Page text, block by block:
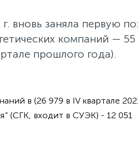
вновь заняла первую
компаний — 55
прошлого года).
в (26 979 в IV квартале
(СГК, входит в СУЭК) - 12 051